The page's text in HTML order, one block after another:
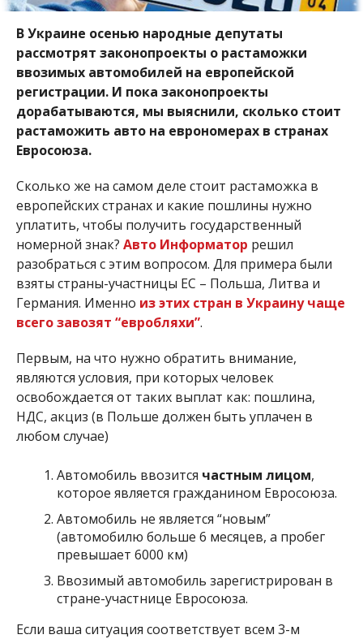
В Украине осенью народные депутаты
рассмотрят законопроекты о растаможки
ввозимых автомобилей на европейской
регистрации. И пока законопроекты
дорабатываются, мы выяснили, сколько стоит
растаможить авто на еврономерах в странах
Евросоюза.
Сколько же на самом деле стоит растаможка в
европейских странах и какие пошлины нужно
уплатить, чтобы получить государственный
номерной знак? Авто Информатор решил
разобраться с этим вопросом. Для примера были
взяты страны-участницы ЕС – Польша, Литва и
Германия. Именно из этих стран в Украину чаще
всего завозят “евробляхи”.
Первым, на что нужно обратить внимание,
являются условия, при которых человек
освобождается от таких выплат как: пошлина,
НДС, акциз (в Польше должен быть уплачен в
любом случае)
Автомобиль ввозится частным лицом,
которое является гражданином Евросоюза.
Автомобиль не является “новым”
(автомобилю больше 6 месяцев, а пробег
превышает 6000 км)
Ввозимый автомобиль зарегистрирован в
стране-участнице Евросоюза.
Если ваша ситуация соответствует всем 3-м